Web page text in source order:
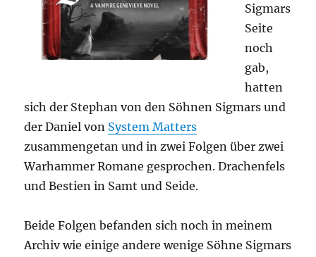
Sigmars
Seite
noch
gab,
hatten
sich der Stephan von den Söhnen Sigmars und
der Daniel von System Matters
zusammengetan und in zwei Folgen über zwei
Warhammer Romane gesprochen. Drachenfels
und Bestien in Samt und Seide.
Beide Folgen befanden sich noch in meinem
Archiv wie einige andere wenige Söhne Sigmars